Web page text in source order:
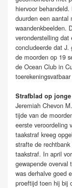
hiervoor
duurden een aantal
waandenkbeelden.
veronderstelling dat
concludeerde dat J.
de moorden op 19
de Ocean Club in
Strafblad op
Jeremiah Chevon
tijde van de
eerste veroordeling
taakstraf kreeg
strafte de
taakstraf. In april
gewapende overval
was derhalve goed
proeftijd toen hij bij